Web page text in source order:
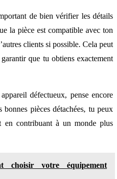
de bien vérifier les détails
la pièce est compatible avec ton
clients si possible. Cela peut
que tu obtiens exactement
défectueux, pense encore
pièces détachées, tu peux
en contribuant à un monde plus
choisir votre équipement